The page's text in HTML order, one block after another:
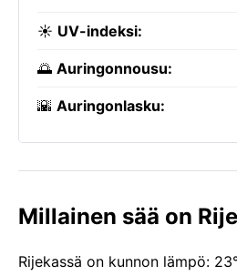
☀️ UV-indeksi:
🌅 Auringonnousu:
🌇 Auringonlasku:
Millainen sää on
Rijekassä on kunnon lämpö: